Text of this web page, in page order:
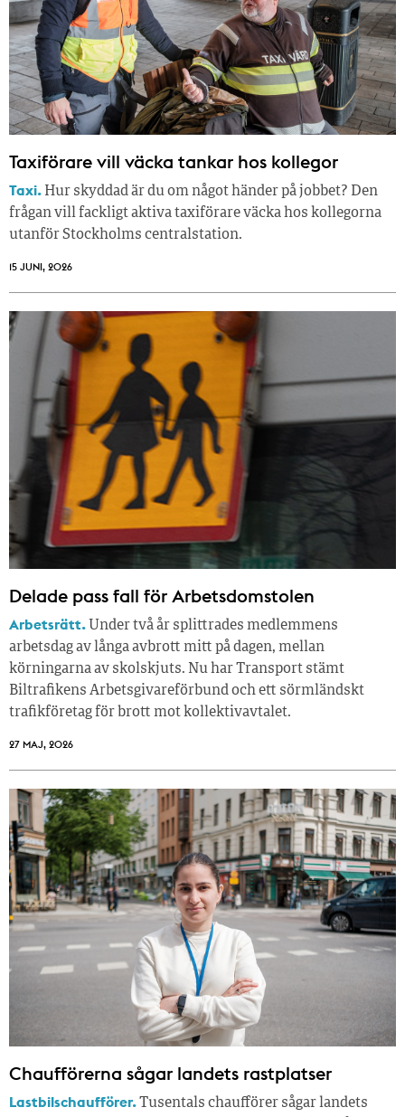
Taxiförare vill väcka tankar hos kollegor
Taxi. Hur skyddad är du om något händer på jobbet? Den
frågan vill fackligt aktiva taxiförare väcka hos kollegorna
utanför Stockholms centralstation.
15 JUNI, 2026
Delade pass fall för Arbetsdomstolen
Arbetsrätt. Under två år splittrades medlemmens
arbetsdag av långa avbrott mitt på dagen, mellan
körningarna av skolskjuts. Nu har Transport stämt
Biltrafikens Arbetsgivareförbund och ett sörmländskt
trafikföretag för brott mot kollektivavtalet.
27 MAJ, 2026
Chaufförerna sågar landets rastplatser
Lastbilschaufförer.Tusentals chaufförer sågar landets